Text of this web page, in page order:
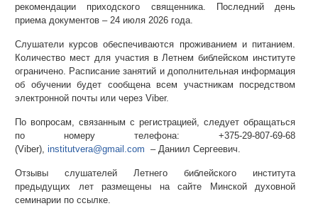
рекомендации приходского священника. Последний день
приема документов – 24 июля 2026 года.
Слушатели курсов обеспечиваются проживанием и питанием.
Количество мест для участия в Летнем библейском институте
ограничено. Расписание занятий и дополнительная информация
об обучении будет сообщена всем участникам посредством
электронной почты или через Viber.
По вопросам, связанным с регистрацией, следует обращаться
по номеру телефона: +375-29-807-69-68
(Viber), institutvera@gmail.com – Даниил Сергеевич.
Отзывы слушателей Летнего библейского института
предыдущих лет размещены на сайте Минской духовной
семинарии по ссылке.